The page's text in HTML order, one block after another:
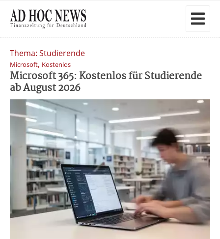
Thema: Studierende
Microsoft, Kostenlos
Microsoft 365: Kostenlos für Studierende
ab August 2026